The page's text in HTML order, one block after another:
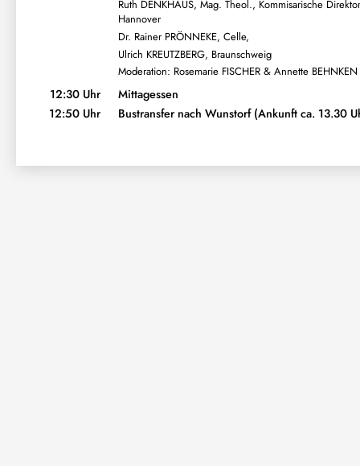
Ruth DENKHAUS, Mag. Theol., Kommisarische
Hannover
Dr. Rainer PRÖNNEKE, Celle,
Ulrich KREUTZBERG, Braunschweig
Moderation: Rosemarie FISCHER & Annette BEHNKEN
12:30 Uhr
Mittagessen
12:50 Uhr
Bustransfer nach Wunstorf (Ankunft ca. 13.30